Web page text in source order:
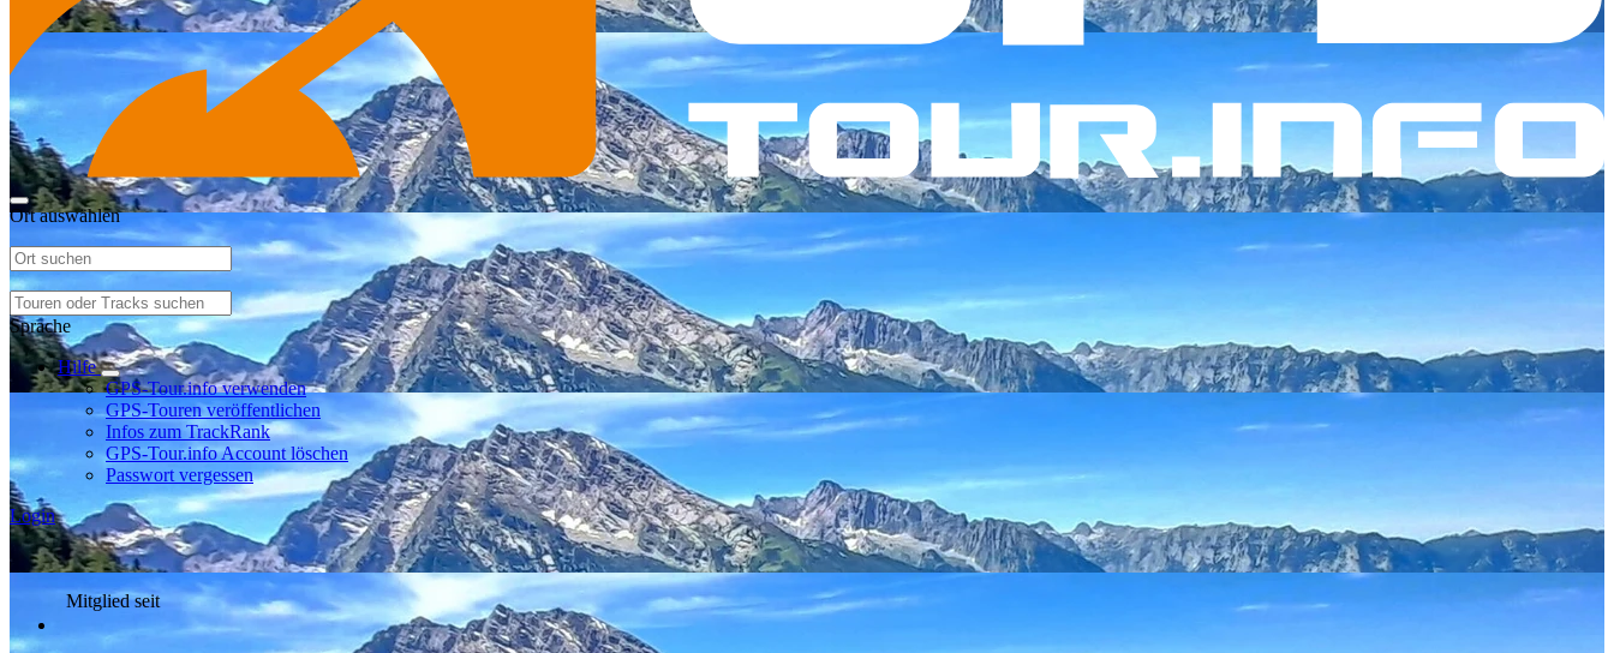
Ort auswählen
Sprache
Hilfe
GPS-Tour.info verwenden
GPS-Touren veröffentlichen
Infos zum TrackRank
GPS-Tour.info Account löschen
Passwort vergessen
Login
Mitglied seit